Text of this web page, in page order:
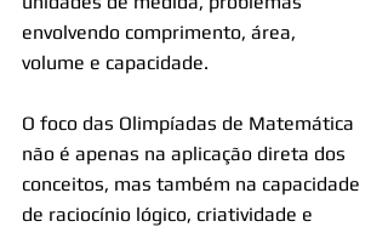
envolvendo comprimento, área,
volume e capacidade.
O foco das Olimpíadas de Matemática
não é apenas na aplicação direta dos
conceitos, mas também na capacidade
de raciocínio lógico, criatividade e